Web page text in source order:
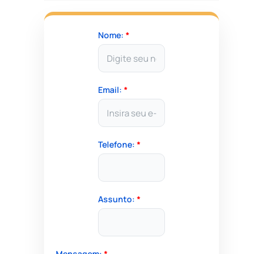
Nome: *
Email: *
Telefone: *
Assunto: *